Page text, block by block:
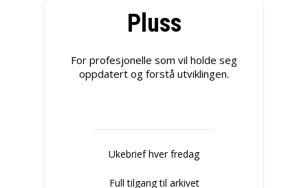
Pluss
For profesjonelle som vil holde seg
oppdatert og forstå utviklingen.
Ukebrief hver fredag
Full tilgang til arkivet